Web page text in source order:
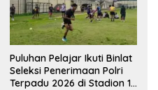
Puluhan Pelajar Ikuti Binlat
Seleksi Penerimaan Polri
Terpadu 2026 di Stadion 16